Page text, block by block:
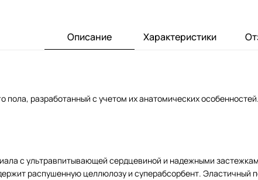
Описание Характеристики
пола, разработанный с учетом их анатомических
с ультравпитывающей сердцевиной и надежными
распушенную целлюлозу и суперабсорбент. Эластичный